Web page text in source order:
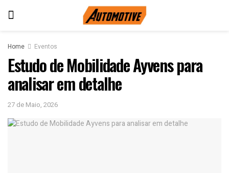
Home Eventos
Estudo de Mobilidade Ayvens para
analisar em detalhe
27 de Maio, 2026